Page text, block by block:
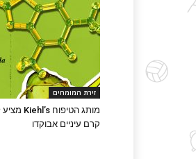
זירת המומחים
קרם עיניים אבוקדו